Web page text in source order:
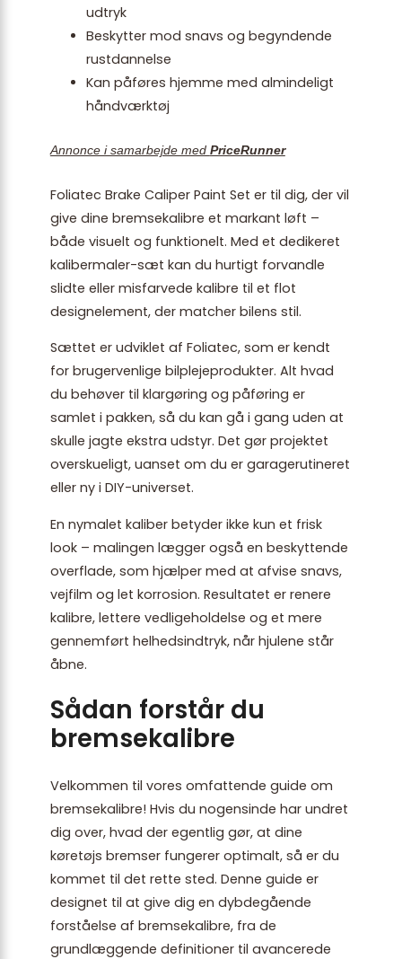
udtryk
Beskytter mod snavs og begyndende
rustdannelse
Kan påføres hjemme med almindeligt
håndværktøj
Annonce i samarbejde med PriceRunner
Foliatec Brake Caliper Paint Set er til dig, der vil
give dine bremsekalibre et markant løft –
både visuelt og funktionelt. Med et dedikeret
kalibermaler-sæt kan du hurtigt forvandle
slidte eller misfarvede kalibre til et flot
designelement, der matcher bilens stil.
Sættet er udviklet af Foliatec, som er kendt
for brugervenlige bilplejeprodukter. Alt hvad
du behøver til klargøring og påføring er
samlet i pakken, så du kan gå i gang uden at
skulle jagte ekstra udstyr. Det gør projektet
overskueligt, uanset om du er garagerutineret
eller ny i DIY-universet.
En nymalet kaliber betyder ikke kun et frisk
look – malingen lægger også en beskyttende
overflade, som hjælper med at afvise snavs,
vejfilm og let korrosion. Resultatet er renere
kalibre, lettere vedligeholdelse og et mere
gennemført helhedsindtryk, når hjulene står
åbne.
Sådan forstår du
bremsekalibre
Velkommen til vores omfattende guide om
bremsekalibre! Hvis du nogensinde har undret
dig over, hvad der egentlig gør, at dine
køretøjs bremser fungerer optimalt, så er du
kommet til det rette sted. Denne guide er
designet til at give dig en dybdegående
forståelse af bremsekalibre, fra de
grundlæggende definitioner til avancerede